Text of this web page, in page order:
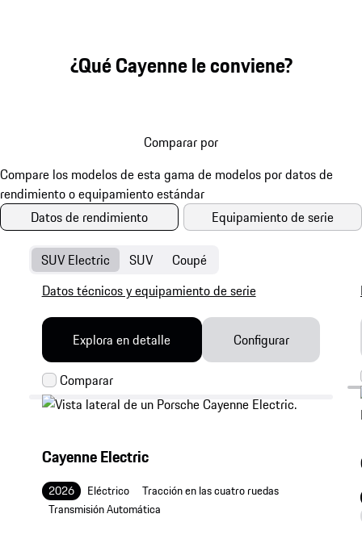
¿Qué Cayenne le conviene?
Comparar por
Datos de rendimiento Equipamiento de serie
SUV Electric SUV Coupé
Cayenne Electric
2026 Eléctrico
Tracción en las cuatro ruedas
Transmisión Automática
Datos técnicos y equipamiento de serie
Explora en detalle Configurar